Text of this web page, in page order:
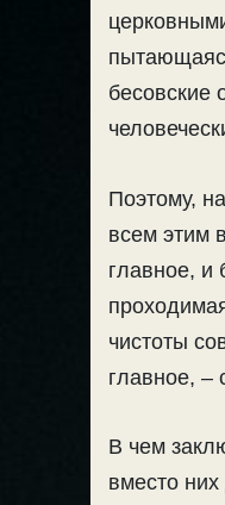
бесовские
Поэтому,
всем этим
главное, и
чистоты
главное, –
В чем
вместо